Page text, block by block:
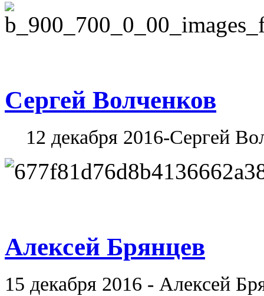
Сергей Волченков
12 декабря 2016-Сергей
Алексей Брянцев
15 декабря 2016 - Алексей